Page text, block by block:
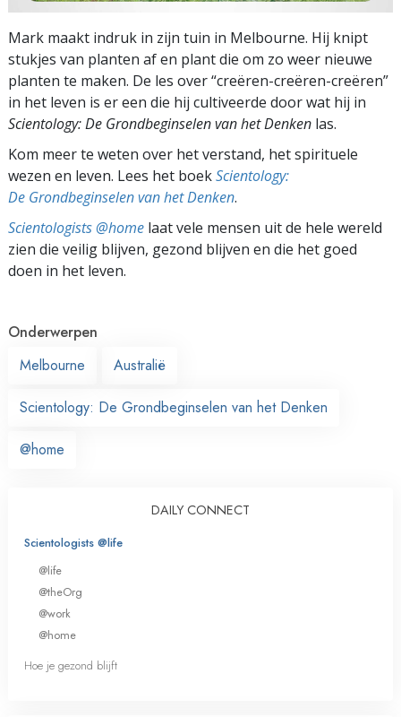
Mark maakt indruk in zijn tuin in Melbourne. Hij knipt
stukjes van planten af en plant die om zo weer nieuwe
planten te maken. De les over “creëren-creëren-creëren”
in het leven is er een die hij cultiveerde door wat hij in
Scientology: De Grondbeginselen van het Denken las.
Kom meer te weten over het verstand, het spirituele
wezen en leven. Lees het boekScientology:
De Grondbeginselen van het Denken.
Scientologists @home laat vele mensen uit de hele wereld
zien die veilig blijven, gezond blijven en die het goed
doen in het leven.
Onderwerpen
Melbourne
Australië
Scientology: De Grondbeginselen van het Denken
@home
DAILY CONNECT
Scientologists @life
@life
@theOrg
@work
@home
Hoe je gezond blijft